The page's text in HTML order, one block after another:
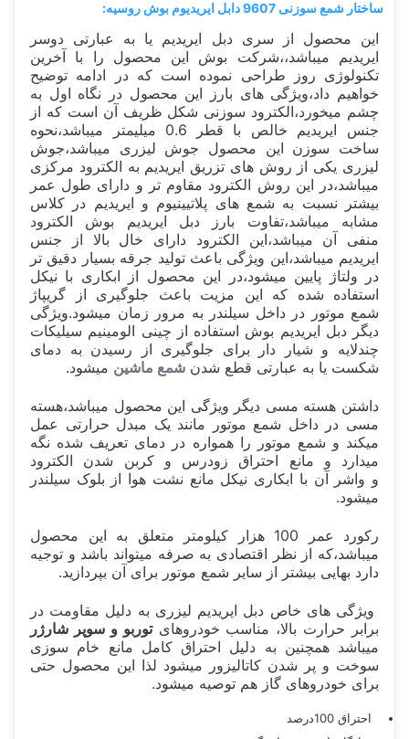
ساختار شمع سوزنی 9607 دابل ایریدیوم بوش روسیه:
این محصول از سری دبل ایریدیم یا به عبارتی دوسر
ایریدیم میباشد،،شرکت بوش این محصول را با آخرین
تکنولوژی روز طراحی نموده است که در ادامه توضیح
خواهیم داد،ویژگی های بارز این محصول در نگاه اول به
چشم میخورد،الکترود سوزنی شکل ظریف آن است که از
جنس ایریدیم خالص با قطر 0.6 میلیمتر میباشد،نحوه
ساخت سوزن این محصول جوش لیزری میباشد،جوش
لیزری یکی از روش های تزریق ایریدیم به الکترود مرکزی
میباشد،در این روش الکترود مقاوم تر و دارای طول عمر
بیشتر نسبت به شمع های پلاتیینیوم و ایریدیم در کلاس
مشابه میباشد،تفاوت بارز دبل ایریدیم بوش الکترود
منفی آن میباشد،این الکترود دارای خال بالا از جنس
ایریدیم میباشد،این ویژگی باعث تولید جرقه بسیار دقیق تر
در ولتاژ پایین میشود،در این محصول از ابکاری با نیکل
استفاده شده که این مزیت باعث جلوگیری از گریپاژ
شمع موتور در داخل سیلندر به مرور زمان میشود.ویژگی
دیگر دبل ایریدیم بوش استفاده از چینی الومینیم سیلیکات
چندلایه و شیار دار برای جلوگیری از رسیدن به دمای
شکست یا به عبارتی قطع شدن شمع ماشین میشود.
داشتن هسته مسی دیگر ویژگی این محصول میباشد،هسته
مسی در داخل شمع موتور مانند یک مبدل حرارتی عمل
میکند و شمع موتور را همواره در دمای تعریف شده نگه
میدارد و مانع احتراق زودرس و کربن شدن الکترود
و واشر آن با ابکاری نیکل مانع نشت هوا از بلوک سیلندر
میشود.
رکورد عمر 100 هزار کیلومتر متعلق به این محصول
میباشد،که از نظر اقتصادی به صرفه میتواند باشد و توجیه
دارد بهایی بیشتر از سایر شمع موتور برای آن بپردازید.
ویژگی های خاص دبل ایریدیم لیزری به دلیل مقاومت در
برابر حرارت بالا، مناسب خودروهایتوربو و سوپر شارژر
میباشد همچنین به دلیل احتراق کامل مانع خام سوزی
سوخت و پر شدن کاتالیزور میشود لذا این محصول حتی
برای خودروهای گاز هم توصیه میشود.
احتراق 100درصد